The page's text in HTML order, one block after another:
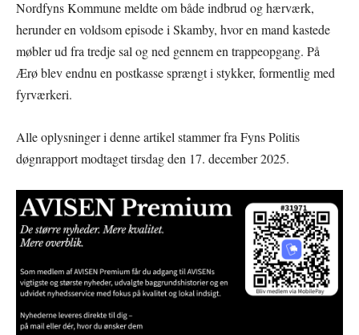
Nordfyns Kommune meldte om både indbrud og hærværk,
herunder en voldsom episode i Skamby, hvor en mand kastede
møbler ud fra tredje sal og ned gennem en trappeopgang. På
Ærø blev endnu en postkasse sprængt i stykker, formentlig med
fyrværkeri.
Alle oplysninger i denne artikel stammer fra Fyns Politis
døgnrapport modtaget tirsdag den 17. december 2025.